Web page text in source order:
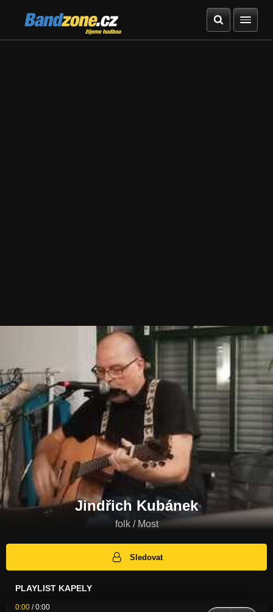
Bandzone.cz
žijeme hudbou
Jindřich Kubánek
folk / Most
Sledovat
PLAYLIST KAPELY
0:00 /0:00